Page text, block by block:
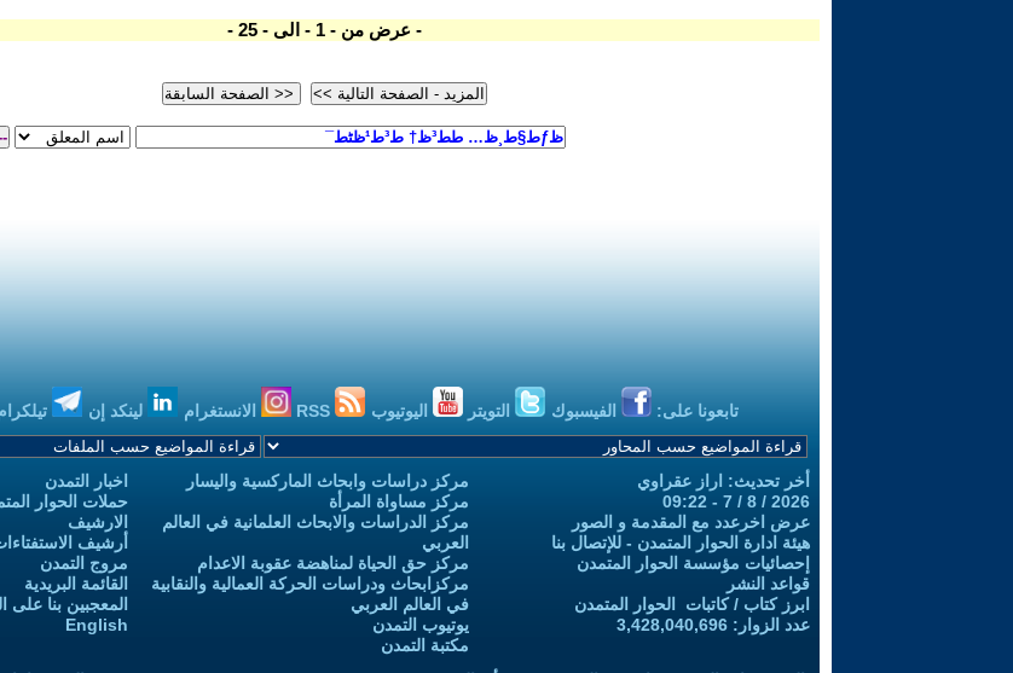
- عرض من - 1 - الى - 25 -
تابعونا على: الفيسبوك التويتر اليوتيوب الانستغرام لينكد إن
أخر تحديث: اراز عقراوي
2026 / 8 / 7 - 09:22
عرض اخرعدد مع المقدمة و الصور
هيئة ادارة الحوار المتمدن - للإتصال بنا
إحصائيات مؤسسة الحوار المتمدن
قواعد النشر
ابرز كتاب / كاتبات الحوار المتمدن
عدد الزوار: 3,428,040,696
مركز دراسات وابحاث الماركسية واليسار
مركز مساواة المرأة
مركز الدراسات والابحاث العلمانية في العالم
العربي
مركز حق الحياة لمناهضة عقوبة الاعدام
مركزابحاث ودراسات الحركة العمالية والنقابية
في العالم العربي
يوتيوب التمدن
مكتبة التمدن
اخبار التمدن
حملات الحوار
الارشيف
أرشيف
مروج التمدن
القائمة البريدية
المعجبين بنا على
English